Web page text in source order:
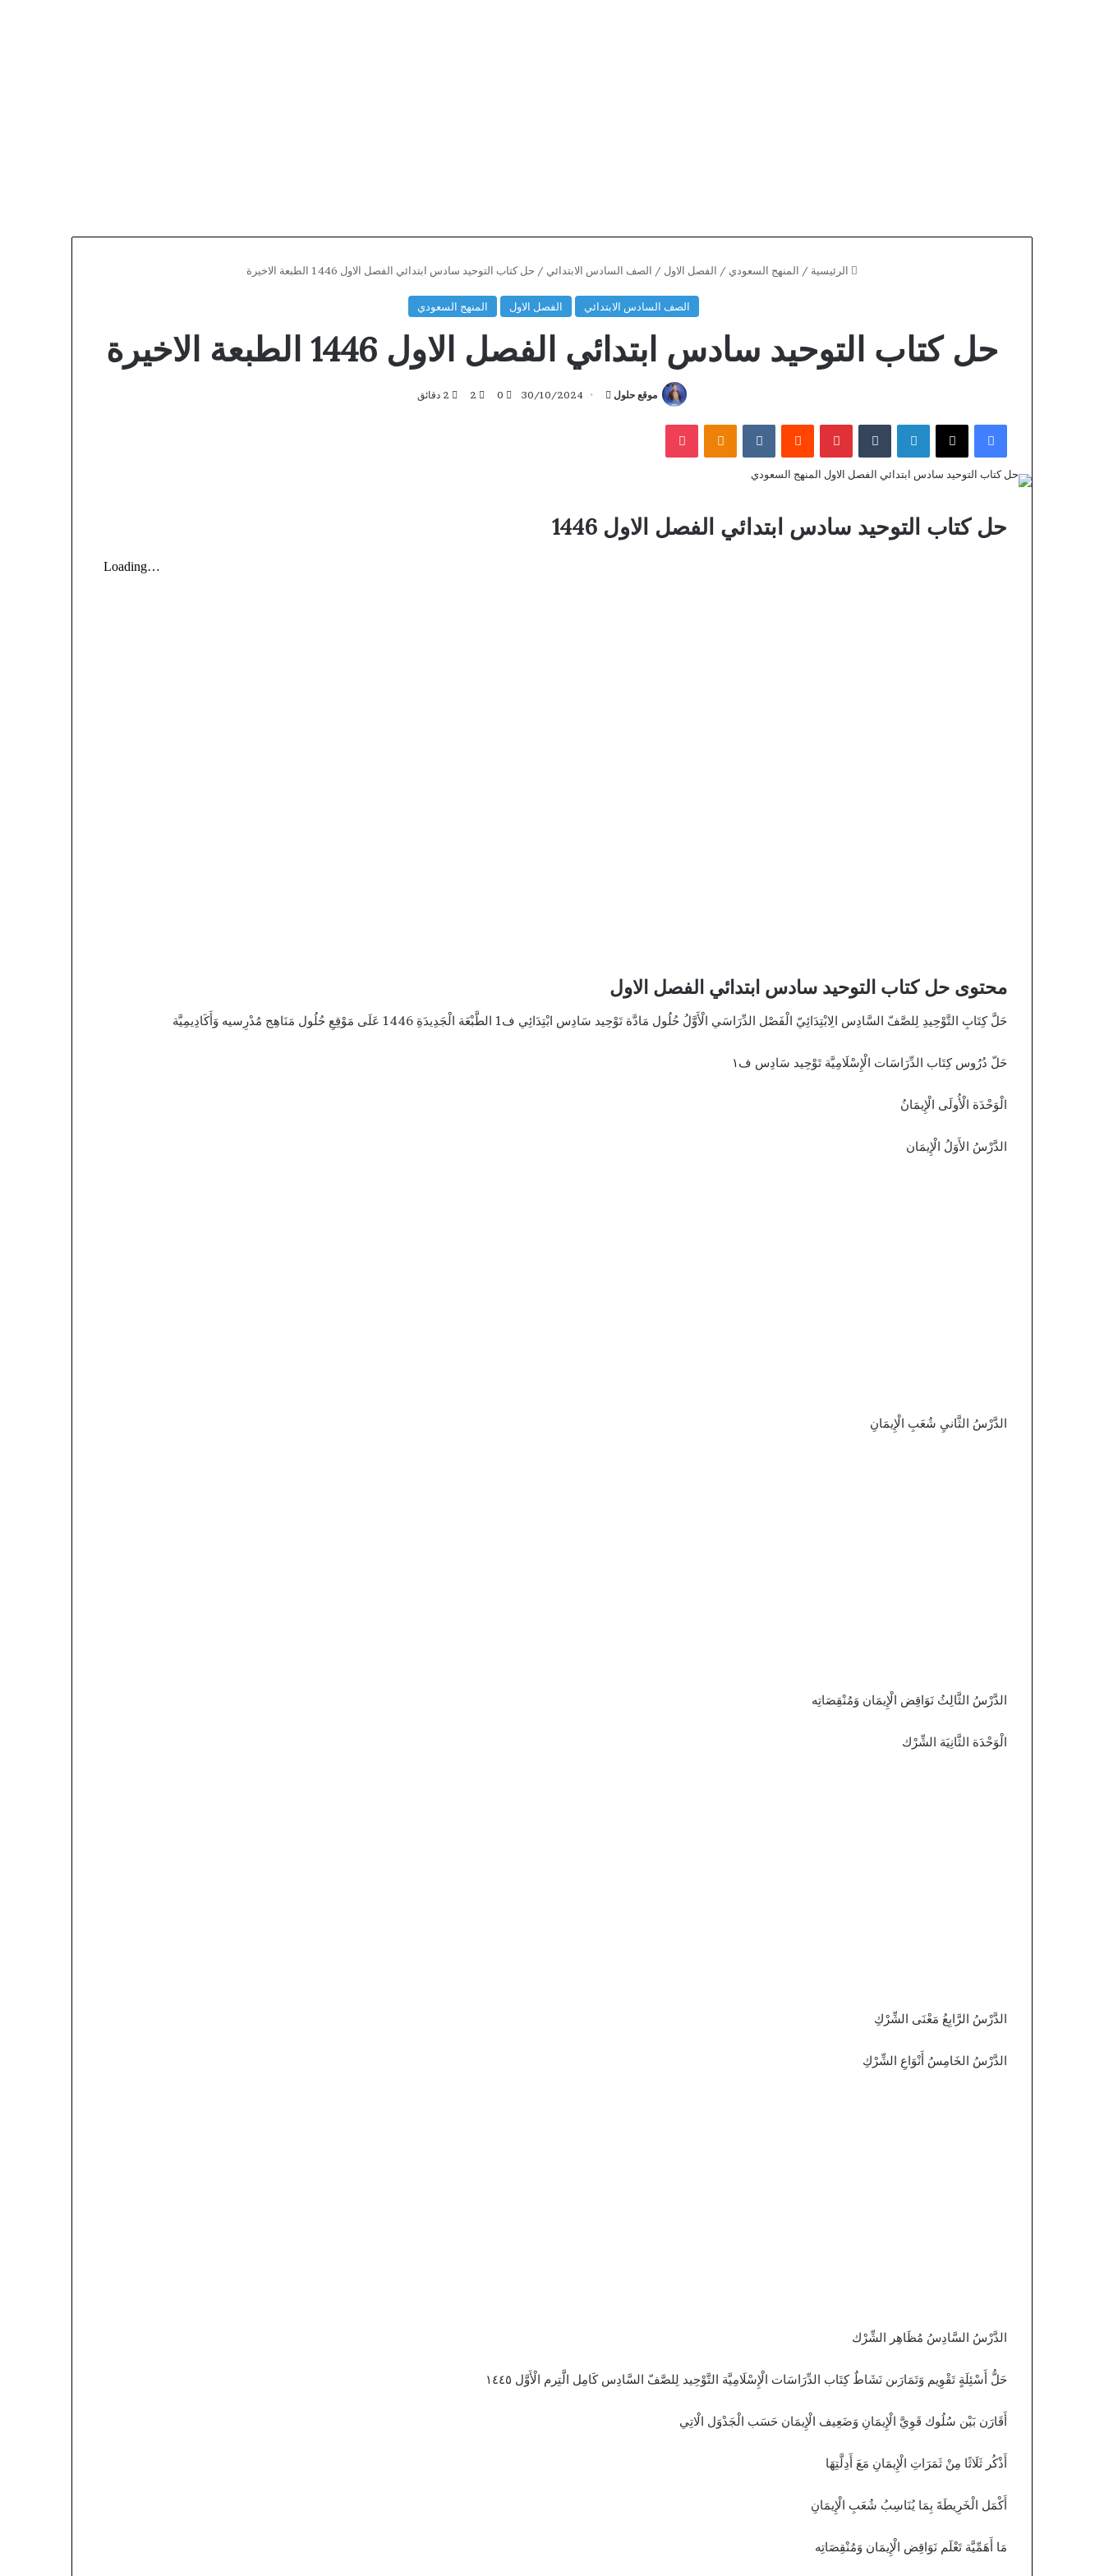
الرئيسية / المنهج السعودي / الفصل الاول / الصف السادس الابتدائي / حل كتاب التوحيد سادس ابتدائي الفصل الاول 1446 الطبعة الاخيرة
الصف السادس الابتدائي الفصل الاول المنهج السعودي
حل كتاب التوحيد سادس ابتدائي الفصل الاول 1446 الطبعة الاخيرة
موقع حلول
أرسل 30/10/2024
0
2
فيسبوكX لينكدإن بينتيريست Odnoklassniki
بوكيت
حل كتاب التوحيد سادس ابتدائي الفصل الاول 1446
محتوى حل كتاب التوحيد سادس ابتدائي الفصل الاول
حَلَّ كِتَابِ التَّوْحِيدِ لِلصَّفّ السَّادِس الِابْتِدَائِيّ الْفَصْل الدِّرَاسَي الْأَوَّلُ حُلُول مَادَّة تَوْحِيد سَادِس ابْتِدَائِي ف1 الطَّبْعَة الْجَدِيدَةِ 1446 عَلَى مَوْقِعِ حُلُول مَنَاهِج مُدْرِسيه وَأَكَادِيمِيَّة
حَلّ دُرُوس كِتَاب الدِّرَاسَات الْإِسْلَامِيَّة تَوْحِيد سَادِس ف١
الْوَحْدَة الْأُولَى الْإِيمَانُ
الدَّرْسُ الأَوَلُ الْإِيمَان
الدَّرْسُ الثَّانيِ شُعَبِ الْإِيمَانِ
الدَّرْسُ الثَّالِثُ نَوَاقِض الْإِيمَان وَمُنْقِصَاتِه
الْوَحْدَة الثَّانِيَة الشِّرْك
الدَّرْسُ الرَّابِعُ مَعْنَى الشِّرْكِ
الدَّرْسُ الخَامِسُ أَنْوَاعِ الشِّرْكِ
الدَّرْسُ السَّادِسُ مُظَاهِر الشِّرْك
حَلُّ أَسْئِلَةٍ تَقْوِيم وَتَمَارَىن نَشَاطٌ كِتَاب الدِّرَاسَات الْإِسْلَامِيَّة التَّوْحِيد لِلصَّفّ السَّادِس كَامِل الَّتِرم الْأَوَّل ١٤٤٥
أَقَارَن بَيْن سُلُوك قَوِيَّ الْإِيمَانِ وَضَعِيف الْإِيمَان حَسَب الْجَدْوَل الْاتِي
أَذْكُر ثَلَاثًا مِنْ ثَمَرَاتِ الْإِيمَانِ مَعَ أَدِلَّتِهَا
أَكْمَل الْخَرِيطَةَ بِمَا يُنَاسِبُ شُعَبِ الْإِيمَانِ
مَا أَهَمِّيَّة تَعْلَم نَوَاقِض الْإِيمَان وَمُنْقِصَاتِه